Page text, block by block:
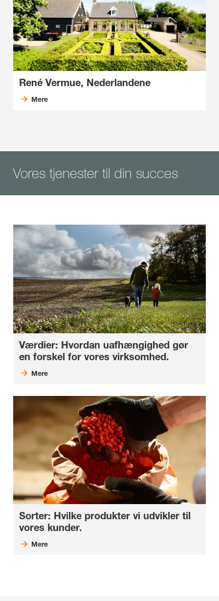
René Vermue, Nederlandene
Mere
Vores tjenester til din succes
Værdier: Hvordan uafhængighed gør
en forskel for vores virksomhed.
Mere
Sorter: Hvilke produkter vi udvikler til
vores kunder.
Mere